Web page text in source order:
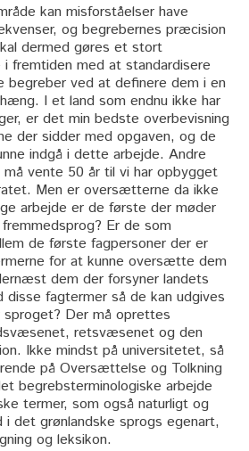
kan misforståelser have
og begrebernes præcision
dermed gøres et stort
fremtiden med at standardisere
begreber ved at definere dem i en
I et land som endnu ikke har
er det min bedste overbevisning
der sidder med opgaven, og de
indgå i dette arbejde. Andre
vente 50 år til vi har opbygget
Men er oversætterne da ikke
arbejde er de første der møder
Er de som
de første fagpersoner der er
for at kunne oversætte dem
dem der forsyner landets
disse fagtermer så de kan udgives
Der må oprettes
retsvæsenet og den
Ikke mindst på universitetet, så
på Oversættelse og Tolkning
begrebsterminologiske arbejde
termer, som også naturligt og
i det grønlandske sprogs egenart,
og leksikon.